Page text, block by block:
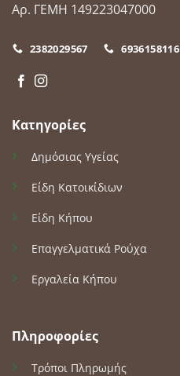
Αρ. ΓΕΜΗ 149223047000
2382029567 6936158116
Κατηγορίες
Δημόσιας Υγείας
Είδη Κατοικίδιων
Είδη Κήπου
Επαγγελματικά Ρούχα
Εργαλεία Κήπου
Πληροφορίες
Τρόποι Πληρωμής